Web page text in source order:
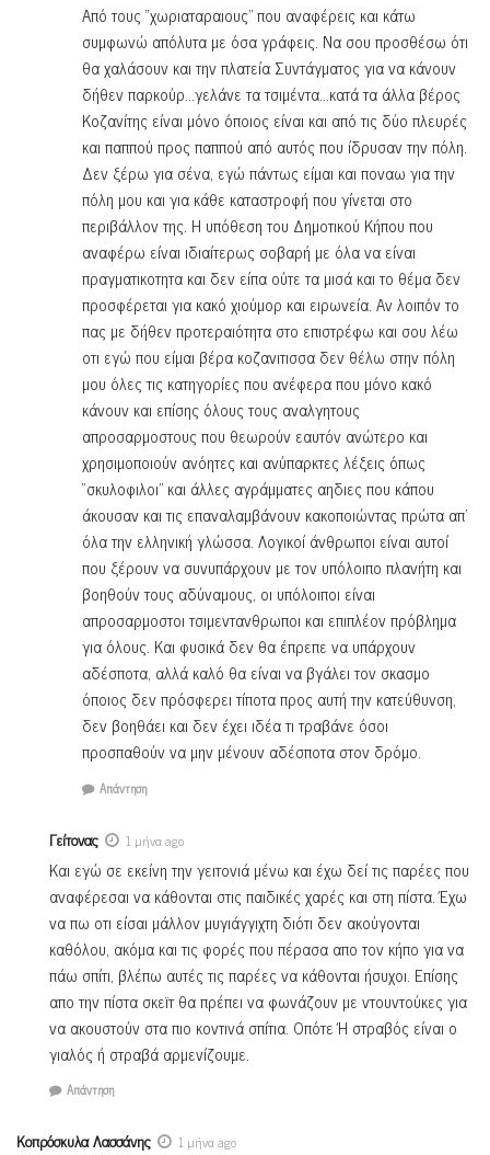
Από τους “χωριαταραιους” που αναφέρεις και κάτω
συμφωνώ απόλυτα με όσα γράφεις. Να σου προσθέσω ότι
θα χαλάσουν και την πλατεία Συντάγματος για να κάνουν
δήθεν παρκούρ…γελάνε τα τσιμέντα…κατά τα άλλα βέρος
Κοζανίτης είναι μόνο όποιος είναι και από τις δύο πλευρές
και παππού προς παππού από αυτός που ίδρυσαν την πόλη.
Δεν ξέρω για σένα, εγώ πάντως είμαι και ποναω για την
πόλη μου και για κάθε καταστροφή που γίνεται στο
περιβάλλον της. Η υπόθεση του Δημοτικού Κήπου που
αναφέρω είναι ιδιαίτερως σοβαρή με όλα να είναι
πραγματικοτητα και δεν είπα ούτε τα μισά και το θέμα δεν
προσφέρεται για κακό χιούμορ και ειρωνεία. Αν λοιπόν το
πας με δήθεν προτεραιότητα στο επιστρέφω και σου λέω
οτι εγώ που είμαι βέρα κοζανιτισσα δεν θέλω στην πόλη
μου όλες τις κατηγορίες που ανέφερα που μόνο κακό
κάνουν και επίσης όλους τους αναλγητους
απροσαρμοστους που θεωρούν εαυτόν ανώτερο και
χρησιμοποιούν ανόητες και ανύπαρκτες λέξεις όπως
“σκυλοφιλοι” και άλλες αγράμματες αηδιες που κάπου
άκουσαν και τις επαναλαμβάνουν κακοποιώντας πρώτα απ’
όλα την ελληνική γλώσσα. Λογικοί άνθρωποι είναι αυτοί
που ξέρουν να συνυπάρχουν με τον υπόλοιπο πλανήτη και
βοηθούν τους αδύναμους, οι υπόλοιποι είναι
απροσαρμοστοι τσιμεντανθρωποι και επιπλέον πρόβλημα
για όλους. Και φυσικά δεν θα έπρεπε να υπάρχουν
αδέσποτα, αλλά καλό θα είναι να βγάλει τον σκασμο
όποιος δεν πρόσφερει τίποτα προς αυτή την κατεύθυνση,
δεν βοηθάει και δεν έχει ιδέα τι τραβάνε όσοι
προσπαθούν να μην μένουν αδέσποτα στον δρόμο.
Απάντηση
Γείτονας 1 μήνα ago
Και εγώ σε εκείνη την γειτονιά μένω και έχω δεί τις παρέες που
αναφέρεσαι να κάθονται στις παιδικές χαρές και στη πίστα. Έχω
να πω οτι είσαι μάλλον μυγιάγγιχτη διότι δεν ακούγονται
καθόλου, ακόμα και τις φορές που πέρασα απο τον κήπο για να
πάω σπίτι, βλέπω αυτές τις παρέες να κάθονται ήσυχοι. Επίσης
απο την πίστα σκεϊτ θα πρέπει να φωνάζουν με ντουντούκες για
να ακουστούν στα πιο κοντινά σπίτια. Οπότε Ή στραβός είναι ο
γιαλός ή στραβά αρμενίζουμε.
Απάντηση
Κοπρόσκυλα Λασσάνης 1 μήνα ago